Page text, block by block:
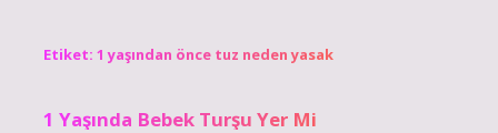
Etiket: 1 yaşından önce tuz neden yasak
1 Yaşında Bebek Turşu Yer Mi